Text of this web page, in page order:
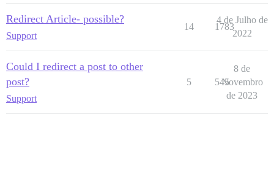
Redirect Article- possible?
Support
14 1783
4 de Julho de
2022
Could I redirect a post to other
post?
Support
5 545
8 de
Novembro
de 2023